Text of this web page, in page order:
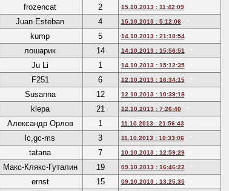
frozencat 2 15.10.2013 : 11:42:09
Juan Esteban 4 15.10.2013 : 5:12:06
kump 5 14.10.2013 : 21:18:54
лошарик 14 14.10.2013 : 15:56:51
Ju Li 1 14.10.2013 : 15:12:35
F251 6 12.10.2013 : 16:34:15
Susanna 12 12.10.2013 : 10:39:18
klepa 21 12.10.2013 : 7:26:40
Александр Орлов 1 11.10.2013 : 21:56:43
lc,gc-ms 3 11.10.2013 : 10:33:06
tatana 7 10.10.2013 : 12:59:29
Макс-Клякс-Гуталин 19 09.10.2013 : 16:46:22
ernst 15 09.10.2013 : 13:25:35